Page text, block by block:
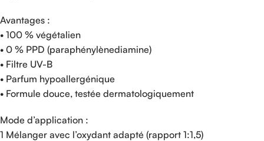
Avantages :
• 100 % végétalien
• 0 % PPD (paraphénylènediamine)
• Filtre UV-B
• Parfum hypoallergénique
• Formule douce, testée dermatologiquement
Mode d’application :
1 Mélanger avec l’oxydant adapté (rapport 1:1,5)